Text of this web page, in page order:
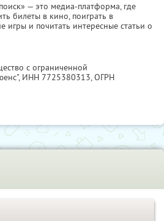
— это медиа-платформа, где
билеты в кино, поиграть в
игры и почитать интересные статьи о
с ограниченной
ИНН 7725380313, ОГРН